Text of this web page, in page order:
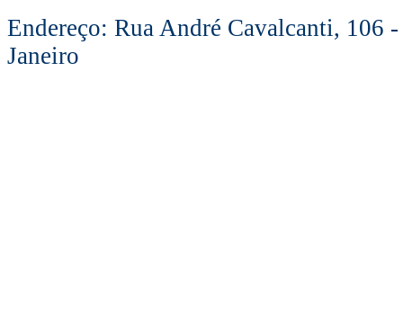
Endereço: Rua André Cavalcanti, 106
Janeiro